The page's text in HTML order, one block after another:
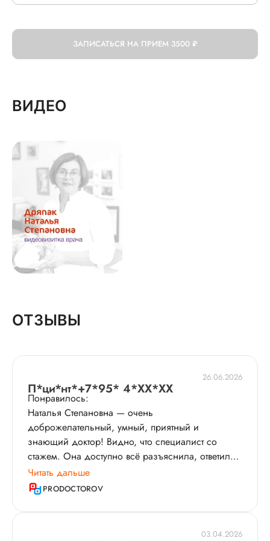
ЗАПИСАТЬСЯ НА ПРИЕМ 3500 ₽
ВИДЕО
ОТЗЫВЫ
26.06.2026
П*ци*нт*+7*95* 4*XX*XX
Понравилось:
Наталья Степановна — очень
доброжелательный, умный, приятный и
знающий доктор! Видно, что специалист со
стажем. Она доступно всё разъяснила, ответила
на вопросы, которые были непонятны, и можно
сказать, решила мою проблему бесплодия​,
отправив меня на ЭКО​ по ОМС. Приём длился
минут 30-40. Наталья Степановна провела осмотр
и сама сделала УЗИ​, полностью прочитала все
Читать дальше
PRODOCTOROV
03.04.2026